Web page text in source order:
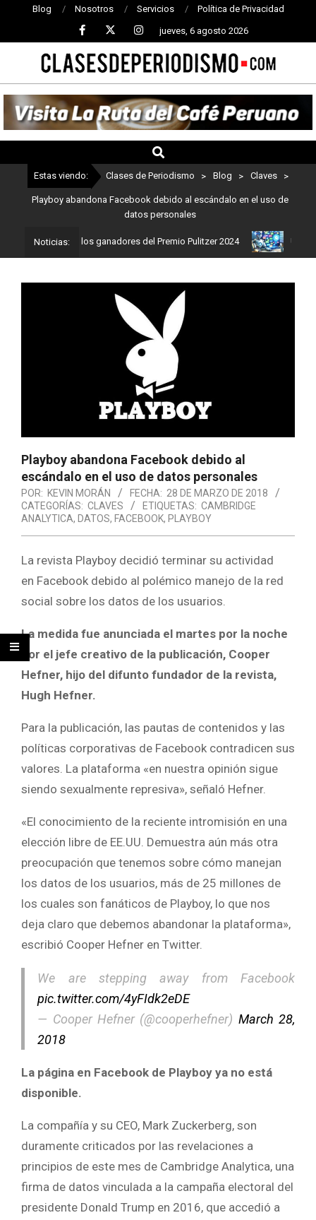
Blog Nosotros Servicios Política de Privacidad
jueves, 6 agosto 2026
CLASES
DE
PERIODISMO
Estas viendo: Clases de Periodismo > Blog > Claves >
Playboy abandona Facebook debido al escándalo en el uso de
datos personales
Noticias:
Estos son los ganadores del Premio Pulitzer 2024 Usuarios
Playboy abandona Facebook debido al
escándalo en el uso de datos personales
POR: KEVIN MORÁN FECHA: 28 DE MARZO DE 2018
CATEGORÍAS: CLAVES ETIQUETAS: CAMBRIDGE
ANALYTICA, DATOS, FACEBOOK, PLAYBOY
La revista Playboy decidió terminar su actividad
en Facebook debido al polémico manejo de la red
social sobre los datos de los usuarios.
La medida fue anunciada el martes por la noche
por el jefe creativo de la publicación, Cooper
Hefner, hijo del difunto fundador de la revista,
Hugh Hefner.
Para la publicación, las pautas de contenidos y las
políticas corporativas de Facebook contradicen sus
valores. La plataforma «en nuestra opinión sigue
siendo sexualmente represiva», señaló Hefner.
«El conocimiento de la reciente intromisión en una
elección libre de EE.UU. Demuestra aún más otra
preocupación que tenemos sobre cómo manejan
los datos de los usuarios, más de 25 millones de
los cuales son fanáticos de Playboy, lo que nos
deja claro que debemos abandonar la plataforma»,
escribió Cooper Hefner en Twitter.
We are stepping away from Facebook
pic.twitter.com/4yFIdk2eDE
— Cooper Hefner (@cooperhefner) March 28,
2018
La página en Facebook de Playboy ya no está
disponible.
La compañía y su CEO, Mark Zuckerberg, son
duramente criticados por las revelaciones a
principios de este mes de Cambridge Analytica, una
firma de datos vinculada a la campaña electoral del
presidente Donald Trump en 2016, que accedió a